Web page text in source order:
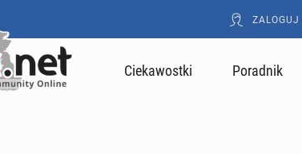
ZALOGUJ
Ciekawostki Poradnik